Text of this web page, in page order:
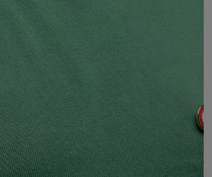
BENOIT
départemental de la FCPE du
: